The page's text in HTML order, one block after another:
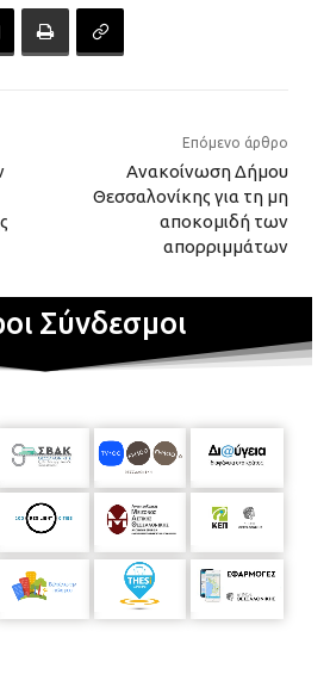
Επόμενο άρθρο
Ανακοίνωση Δήμου
Θεσσαλονίκης για τη μη
αποκομιδή των
απορριμμάτων
Σύνδεσμοι